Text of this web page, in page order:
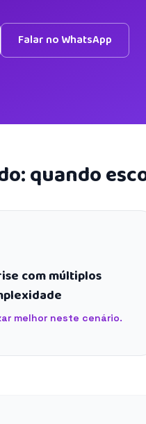
Falar no WhatsApp
quando
com múltiplos
melhor neste cenário.